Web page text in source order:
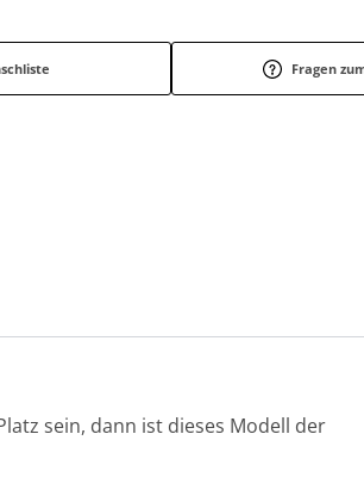
Fragen
sein, dann ist dieses Modell der